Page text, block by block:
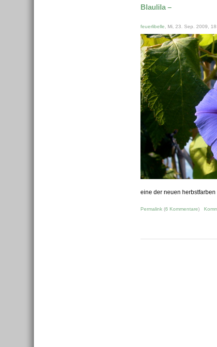
Blaulila –
feuerlibelle , Mi, 23. Sep. 2009,
eine der neuen herbstfarben
Permalink (6 Kommentare)